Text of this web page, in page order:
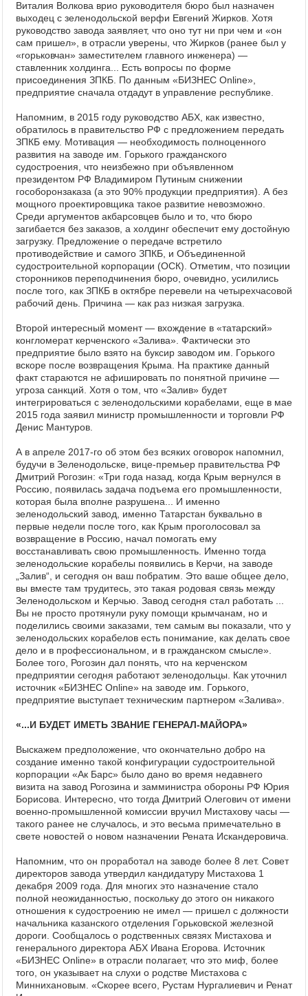
Виталия Волкова врио руководителя бюро был назначен
выходец с зеленодольской верфи Евгений Жирков. Хотя
руководство завода заявляет, что оно тут ни при чем и «он
сам пришел», в отрасли уверены, что Жирков (ранее был у
«горьковчан» заместителем главного инженера) —
ставленник холдинга... Есть вопросы по форме
присоединения ЗПКБ. По данным «БИЗНЕС Online»,
предприятие сначала отдадут в управление республике.
Напомним, в 2015 году руководство АБХ, как известно,
обратилось в правительство РФ с предложением передать
ЗПКБ ему. Мотивация — необходимость полноценного
развития на заводе им. Горького гражданского
судостроения, что неизбежно при объявленном
президентом РФ Владимиром Путиным снижении
гособоронзаказа (а это 90% продукции предприятия). А без
мощного проектировщика такое развитие невозможно.
Среди аргументов акбарсовцев было и то, что бюро
загибается без заказов, а холдинг обеспечит ему достойную
загрузку. Предложение о передаче встретило
противодействие и самого ЗПКБ, и Объединенной
судостроительной корпорации (ОСК). Отметим, что позиции
сторонников переподчинения бюро, очевидно, усилились
после того, как ЗПКБ в октябре перевели на четырехчасовой
рабочий день. Причина — как раз низкая загрузка.
Второй интересный момент — вхождение в «татарский»
конгломерат керченского «Залива». Фактически это
предприятие было взято на буксир заводом им. Горького
вскоре после возвращения Крыма. На практике данный
факт стараются не афишировать по понятной причине —
угроза санкций. Хотя о том, что «Залив» будет
интегрироваться с зеленодольскими корабелами, еще в мае
2015 года заявил министр промышленности и торговли РФ
Денис Мантуров.
А в апреле 2017-го об этом без всяких оговорок напомнил,
будучи в Зеленодольске, вице-премьер правительства РФ
Дмитрий Рогозин: «Три года назад, когда Крым вернулся в
Россию, появилась задача подъема его промышленности,
которая была вполне разрушена... И именно
зеленодольский завод, именно Татарстан буквально в
первые недели после того, как Крым проголосовал за
возвращение в Россию, начал помогать ему
восстанавливать свою промышленность. Именно тогда
зеленодольские корабелы появились в Керчи, на заводе
„Залив“, и сегодня он ваш побратим. Это ваше общее дело,
вы вместе там трудитесь, это такая родовая связь между
Зеленодольском и Керчью. Завод сегодня стал работать ...
Вы не просто протянули руку помощи крымчанам, но и
поделились своими заказами, тем самым вы показали, что у
зеленодольских корабелов есть понимание, как делать свое
дело и в профессиональном, и в гражданском смысле».
Более того, Рогозин дал понять, что на керченском
предприятии сегодня работают зеленодольцы. Как уточнил
источник «БИЗНЕС Online» на заводе им. Горького,
предприятие выступает техническим партнером «Залива».
«...И БУДЕТ ИМЕТЬ ЗВАНИЕ ГЕНЕРАЛ-МАЙОРА»
Выскажем предположение, что окончательно добро на
создание именно такой конфигурации судостроительной
корпорации «Ак Барс» было дано во время недавнего
визита на завод Рогозина и замминистра обороны РФ Юрия
Борисова. Интересно, что тогда Дмитрий Олегович от имени
военно-промышленной комиссии вручил Мистахову часы —
такого ранее не случалось, и это весьма примечательно в
свете новостей о новом назначении Рената Искандеровича.
Напомним, что он проработал на заводе более 8 лет. Совет
директоров завода утвердил кандидатуру Мистахова 1
декабря 2009 года. Для многих это назначение стало
полной неожиданностью, поскольку до этого он никакого
отношения к судостроению не имел — пришел с должности
начальника казанского отделения Горьковской железной
дороги. Сообщалось о родственных связях Мистахова и
генерального директора АБХ Ивана Егорова. Источник
«БИЗНЕС Online» в отрасли полагает, что это миф, более
того, он указывает на слухи о родстве Мистахова с
Миннихановым. «Скорее всего, Рустам Нургалиевич и Ренат